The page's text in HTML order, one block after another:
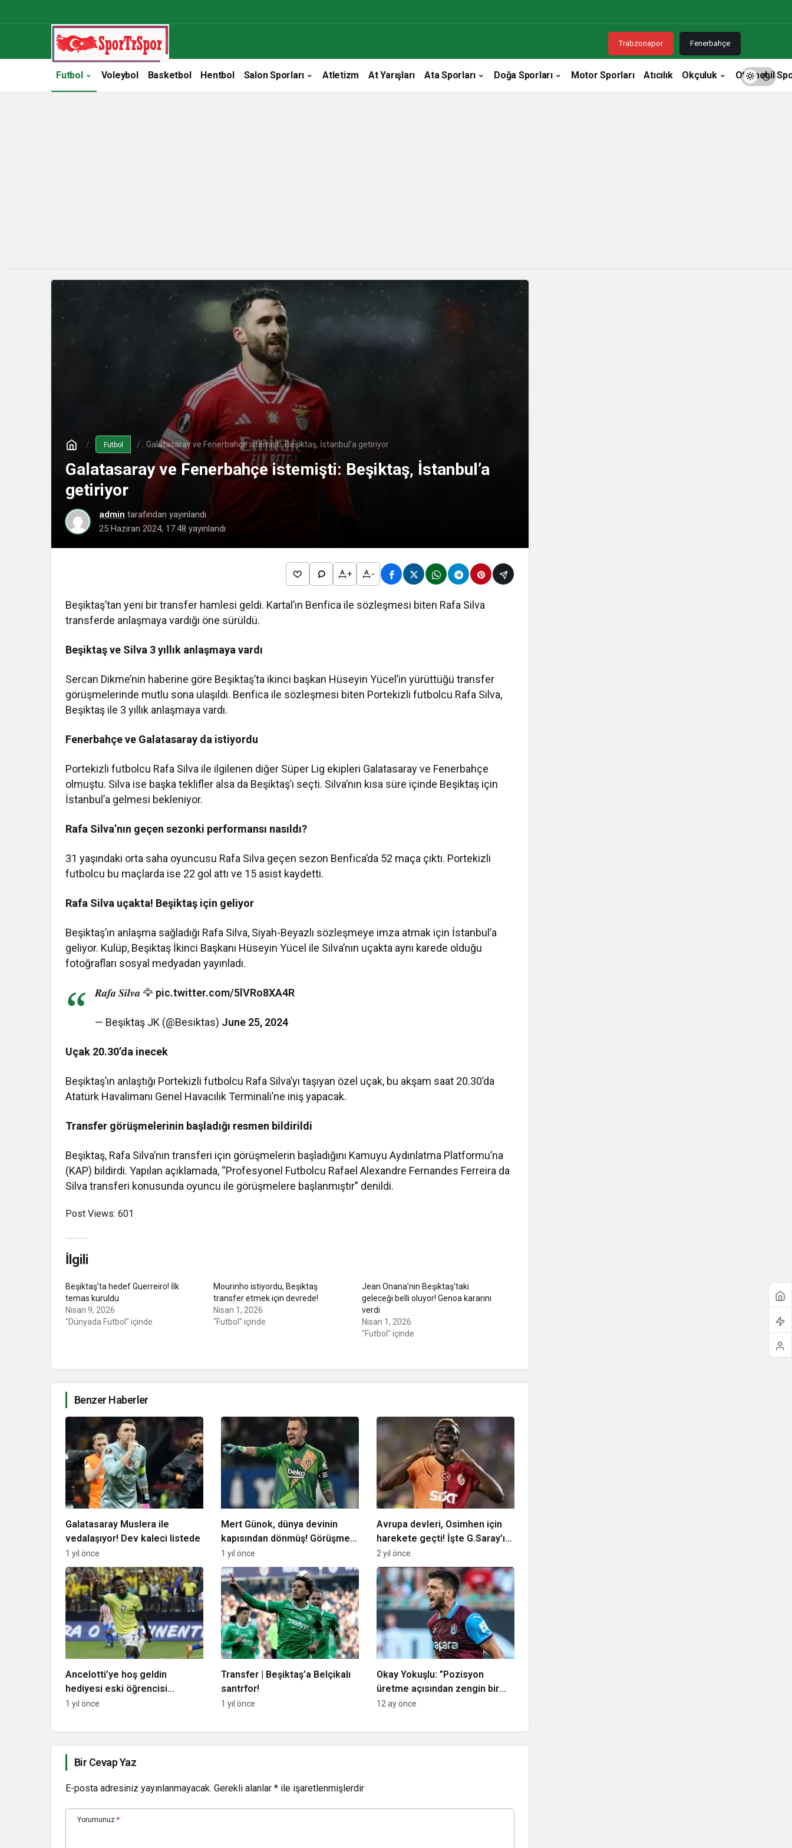
Trabzonspor Fenerbahçe
Futbol Voleybol Basketbol Hentbol Salon Sporları Atletizm At Yarışları Ata Sporları Doğa Sporları Motor Sporları Atıcılık Okçuluk Otomobil
Futbol Galatasaray ve Fenerbahçe istemişti: Beşiktaş, İstanbul’a getiriyor
Galatasaray ve Fenerbahçe istemişti: Beşiktaş, İstanbul’a
getiriyor
admin tarafından yayınlandı
25 Haziran 2024, 17:48 yayınlandı
+ -
Beşiktaş’tan yeni bir transfer hamlesi geldi. Kartal’ın Benfica ile sözleşmesi biten Rafa Silva
transferde anlaşmaya vardığı öne sürüldü.
Beşiktaş ve Silva 3 yıllık anlaşmaya vardı
Sercan Dikme’nin haberine göre Beşiktaş’ta ikinci başkan Hüseyin Yücel’in yürüttüğü transfer
görüşmelerinde mutlu sona ulaşıldı. Benfica ile sözleşmesi biten Portekizli futbolcu Rafa Silva,
Beşiktaş ile 3 yıllık anlaşmaya vardı.
Fenerbahçe ve Galatasaray da istiyordu
Portekizli futbolcu Rafa Silva ile ilgilenen diğer Süper Lig ekipleri Galatasaray ve Fenerbahçe
olmuştu. Silva ise başka teklifler alsa da Beşiktaş’ı seçti. Silva’nın kısa süre içinde Beşiktaş için
İstanbul’a gelmesi bekleniyor.
Rafa Silva’nın geçen sezonki performansı nasıldı?
31 yaşındaki orta saha oyuncusu Rafa Silva geçen sezon Benfica’da 52 maça çıktı. Portekizli
futbolcu bu maçlarda ise 22 gol attı ve 15 asist kaydetti.
Rafa Silva uçakta! Beşiktaş için geliyor
Beşiktaş’ın anlaşma sağladığı Rafa Silva, Siyah-Beyazlı sözleşmeye imza atmak için İstanbul’a
geliyor. Kulüp, Beşiktaş İkinci Başkanı Hüseyin Yücel ile Silva’nın uçakta aynı karede olduğu
fotoğrafları sosyal medyadan yayınladı.
𝑹𝒂𝒇𝒂 𝑺𝒊𝒍𝒗𝒂 🦅 pic.twitter.com/5lVRo8XA4R
— Beşiktaş JK (@Besiktas) June 25, 2024
Uçak 20.30’da inecek
Beşiktaş’ın anlaştığı Portekizli futbolcu Rafa Silva’yı taşıyan özel uçak, bu akşam saat 20.30’da
Atatürk Havalimanı Genel Havacılık Terminali’ne iniş yapacak.
Transfer görüşmelerinin başladığı resmen bildirildi
Beşiktaş, Rafa Silva’nın transferi için görüşmelerin başladığını Kamuyu Aydınlatma Platformu’na
(KAP) bildirdi. Yapılan açıklamada, “Profesyonel Futbolcu Rafael Alexandre Fernandes Ferreira da
Silva transferi konusunda oyuncu ile görüşmelere başlanmıştır” denildi.
Post Views: 601
İlgili
Beşiktaş’ta hedef Guerreiro! İlk
temas kuruldu
Nisan 9, 2026
"Dünyada Futbol" içinde
Mourinho istiyordu, Beşiktaş
transfer etmek için devrede!
Nisan 1, 2026
"Futbol" içinde
Jean Onana’nın Beşiktaş’taki
geleceği belli oluyor! Genoa kararını
verdi
Nisan 1, 2026
"Futbol" içinde
Benzer Haberler
Galatasaray Muslera ile
vedalaşıyor! Dev kaleci listede
1 yıl önce
Mert Günok, dünya devinin
kapısından dönmüş! Görüşme
gerçekleştirildi…
1 yıl önce
Avrupa devleri, Osimhen için
harekete geçti! İşte G.Saray’ın
güvencesi…
2 yıl önce
Ancelotti’ye hoş geldin
hediyesi eski öğrencisi
Vinicius Junior’dan
1 yıl önce
Transfer | Beşiktaş’a Belçikalı
santrfor!
1 yıl önce
Okay Yokuşlu: ”Pozisyon
üretme açısından zengin bir
maç olmadı”
12 ay önce
Bir Cevap Yaz
E-posta adresiniz yayınlanmayacak. Gerekli alanlar * ile işaretlenmişlerdir
Yorumunuz *